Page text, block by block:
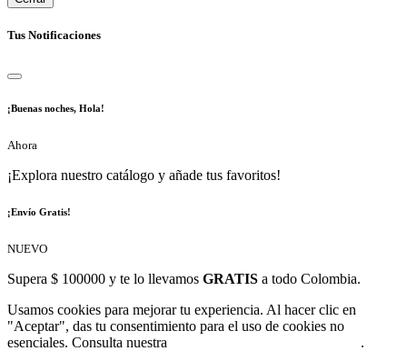
Tus Notificaciones
¡Buenas noches, Hola!
Ahora
¡Explora nuestro catálogo y añade tus favoritos!
¡Envío Gratis!
NUEVO
Supera $ 100000 y te lo llevamos GRATIS a todo Colombia.
Usamos cookies para mejorar tu experiencia. Al hacer clic en
"Aceptar", das tu consentimiento para el uso de cookies no
esenciales. Consulta nuestra
.